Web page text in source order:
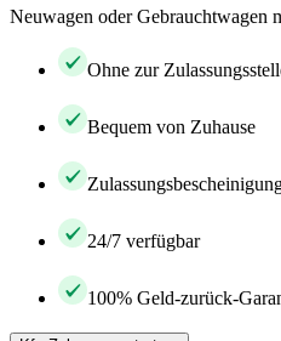
Neuwagen oder Gebrauchtwagen
Ohne zur
Bequem von Zuhause
24/7 verfügbar
100% Geld-zurück-